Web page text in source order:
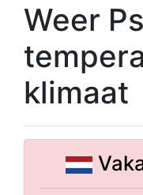
Weer
klimaat